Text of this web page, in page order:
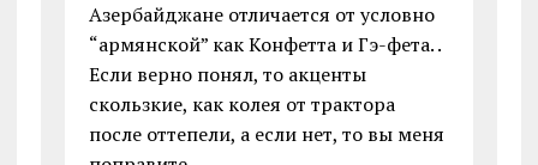
Азербайджане отличается от условно
“армянской” как Конфетта и Гэ-фета. .
Если верно понял, то акценты
скользкие, как колея от трактора
после оттепели, а если нет, то вы меня